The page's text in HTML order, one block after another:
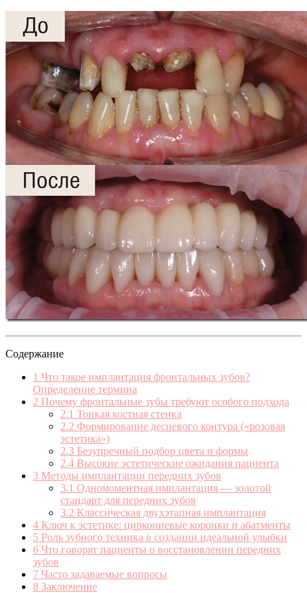
Содержание
1 Что такое имплантация фронтальных зубов?
Определение термина
2 Почему фронтальные зубы требуют особого подхода
2.1 Тонкая костная стенка
2.2 Формирование десневого контура («розовая
эстетика»)
2.3 Безупречный подбор цвета и формы
2.4 Высокие эстетические ожидания пациента
3 Методы имплантации передних зубов
3.1 Одномоментная имплантация — золотой
стандарт для передних зубов
3.2 Классическая двухэтапная имплантация
4 Ключ к эстетике: циркониевые коронки и абатменты
5 Роль зубного техника в создании идеальной улыбки
6 Что говорят пациенты о восстановлении передних
зубов
7 Часто задаваемые вопросы
8 Заключение